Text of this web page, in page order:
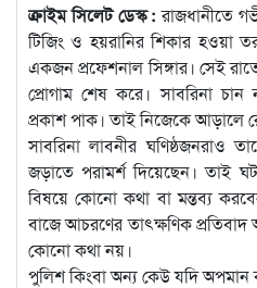
ক্রাইম সিলেট ডেস্ক : রাজধানীতে
টিজিং ও হয়রানির শিকার হওয়া
একজন প্রফেশনাল সিঙ্গার। সেই
প্রোগাম শেষ করে। সাবরিনা
প্রকাশ পাক। তাই নিজেকে আড়ালে
সাবরিনা লাবনীর ঘণিষ্ঠজনরাও
জড়াতে পরামর্শ দিয়েছেন। তাই
বিষয়ে কোনো কথা বা মন্তব্য
বাজে আচরণের তাৎক্ষণিক
কোনো কথা নয়।
পুলিশ কিংবা অন্য কেউ যদি অপমান